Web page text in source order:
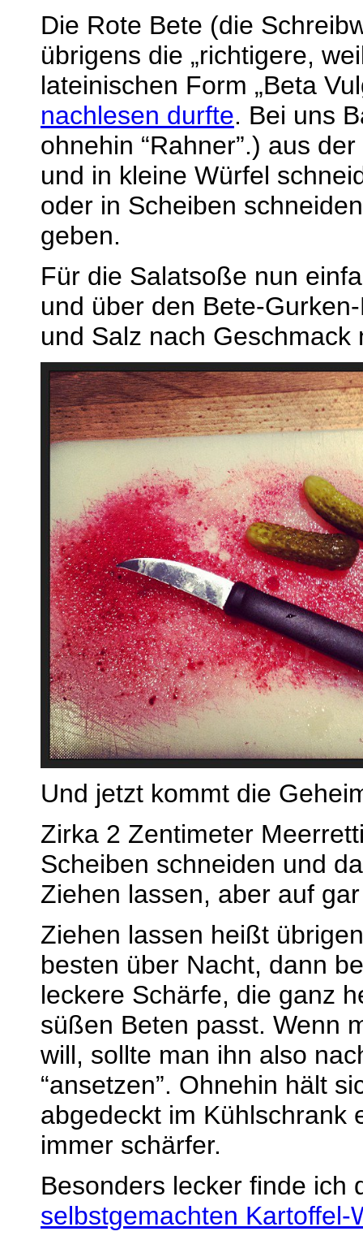
Die Rote Bete (die
übrigens die „richtigere,
lateinischen Form „Beta
nachlesen durfte. Bei uns
ohnehin “Rahner”.) aus
und in kleine Würfel
oder in Scheiben
geben.
Für die Salatsoße nun
und über den Bete-
und Salz nach Geschmack
Und jetzt kommt die
Zirka 2 Zentimeter
Scheiben schneiden und
Ziehen lassen, aber auf
Ziehen lassen heißt
besten über Nacht, dann
leckere Schärfe, die ganz
süßen Beten passt. Wenn
will, sollte man ihn also
“ansetzen”. Ohnehin hält
abgedeckt im Kühlschrank
immer schärfer.
Besonders lecker finde ich
selbstgemachten Kartoffel-